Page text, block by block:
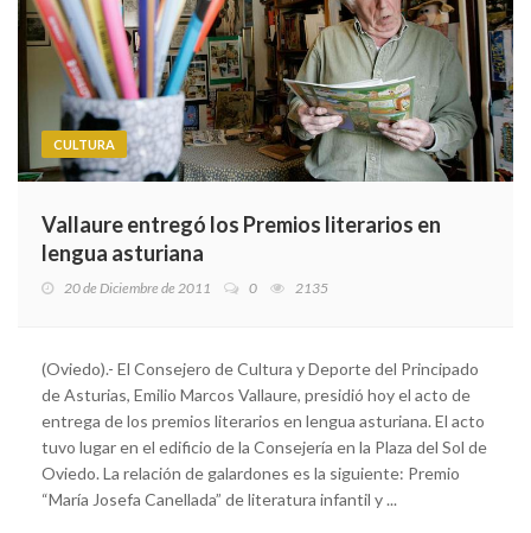
CULTURA
Vallaure entregó los Premios literarios en
lengua asturiana
20 de Diciembre de 2011 0 2135
(Oviedo).- El Consejero de Cultura y Deporte del Principado
de Asturias, Emilio Marcos Vallaure, presidió hoy el acto de
entrega de los premios literarios en lengua asturiana. El acto
tuvo lugar en el edificio de la Consejería en la Plaza del Sol de
Oviedo. La relación de galardones es la siguiente: Premio
“María Josefa Canellada” de literatura infantil y ...